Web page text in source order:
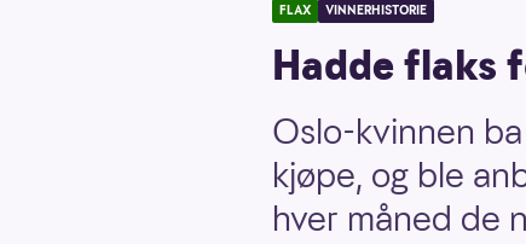
FLAX VINNERHISTORIE
Hadde flaks
Oslo-kvinnen
kjøpe, og ble
hver måned de